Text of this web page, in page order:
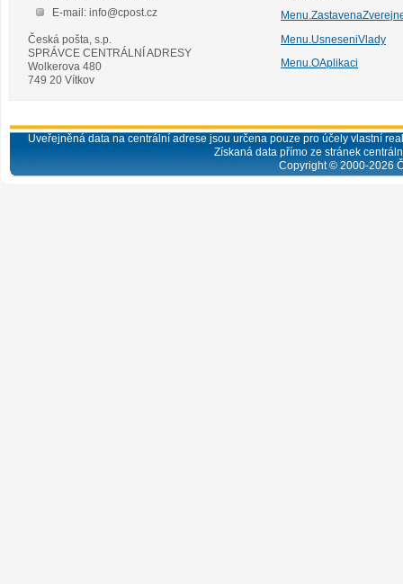
E-mail: info@cpost.cz
Česká pošta, s.p.
SPRÁVCE CENTRÁLNÍ ADRESY
Wolkerova 480
749 20 Vítkov
Menu.UsneseniVlady
Menu.OAplikaci
Uveřejněná data na centrální adrese jsou určena pouze pro účely vlastní
Získaná data přímo ze stránek
Copyright © 2000-2026